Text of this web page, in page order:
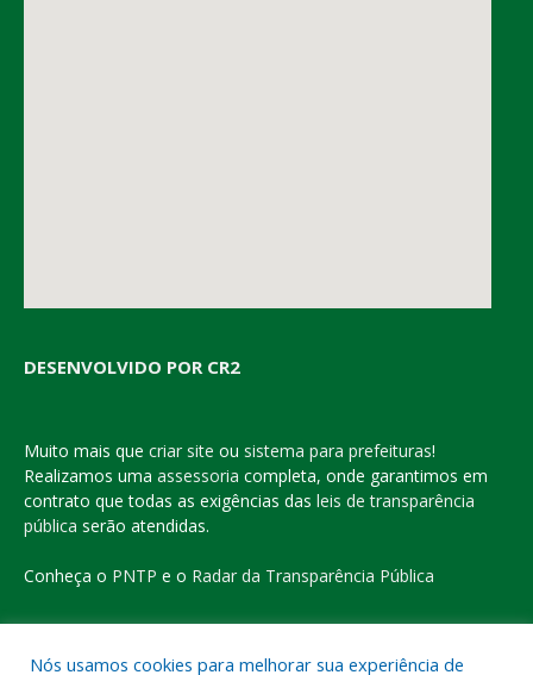
DESENVOLVIDO POR CR2
Muito mais que criar site ou sistema para prefeituras!
Realizamos uma assessoria completa, onde garantimos em
contrato que todas as exigências das leis de transparência
pública serão atendidas.
Conheça o PNTP e o Radar da Transparência Pública
Nós usamos cookies para melhorar sua experiência de